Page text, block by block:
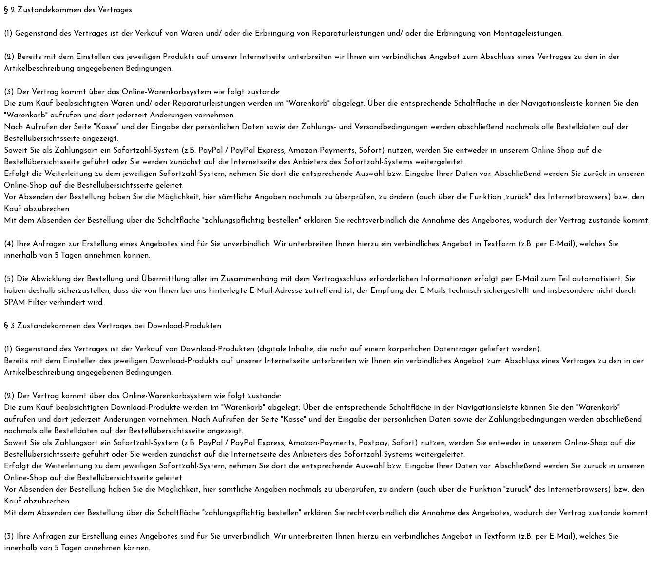
§ 2 Zustandekommen des Vertrages
(1) Gegenstand des Vertrages ist der Verkauf von Waren und/ oder die Erbringung von Reparaturleistungen und/ oder die Erbringung von Montageleistungen.
(2) Bereits mit dem Einstellen des jeweiligen Produkts auf unserer Internetseite unterbreiten wir Ihnen ein verbindliches Angebot zum Abschluss eines Vertrages zu den in der
Artikelbeschreibung angegebenen Bedingungen.
(3) Der Vertrag kommt über das Online-Warenkorbsystem wie folgt zustande:
Die zum Kauf beabsichtigten Waren und/ oder Reparaturleistungen werden im "Warenkorb" abgelegt. Über die entsprechende Schaltfläche in der Navigationsleiste können Sie den
"Warenkorb" aufrufen und dort jederzeit Änderungen vornehmen.
Nach Aufrufen der Seite "Kasse" und der Eingabe der persönlichen Daten sowie der Zahlungs- und Versandbedingungen werden abschließend nochmals alle Bestelldaten auf der
Bestellübersichtsseite angezeigt.
Soweit Sie als Zahlungsart ein Sofortzahl-System (z.B. PayPal / PayPal Express, Amazon-Payments, Sofort) nutzen, werden Sie entweder in unserem Online-Shop auf die
Bestellübersichtsseite geführt oder Sie werden zunächst auf die Internetseite des Anbieters des Sofortzahl-Systems weitergeleitet.
Erfolgt die Weiterleitung zu dem jeweiligen Sofortzahl-System, nehmen Sie dort die entsprechende Auswahl bzw. Eingabe Ihrer Daten vor. Abschließend werden Sie zurück in unseren
Online-Shop auf die Bestellübersichtsseite geleitet.
Vor Absenden der Bestellung haben Sie die Möglichkeit, hier sämtliche Angaben nochmals zu überprüfen, zu ändern (auch über die Funktion „zurück" des Internetbrowsers) bzw. den
Kauf abzubrechen.
Mit dem Absenden der Bestellung über die Schaltfläche "zahlungspflichtig bestellen" erklären Sie rechtsverbindlich die Annahme des Angebotes, wodurch der Vertrag zustande kommt.
(4) Ihre Anfragen zur Erstellung eines Angebotes sind für Sie unverbindlich. Wir unterbreiten Ihnen hierzu ein verbindliches Angebot in Textform (z.B. per E-Mail), welches Sie
innerhalb von 5 Tagen annehmen können.
(5) Die Abwicklung der Bestellung und Übermittlung aller im Zusammenhang mit dem Vertragsschluss erforderlichen Informationen erfolgt per E-Mail zum Teil automatisiert. Sie
haben deshalb sicherzustellen, dass die von Ihnen bei uns hinterlegte E-Mail-Adresse zutreffend ist, der Empfang der E-Mails technisch sichergestellt und insbesondere nicht durch
SPAM-Filter verhindert wird.
§ 3 Zustandekommen des Vertrages bei Download-Produkten
(1) Gegenstand des Vertrages ist der Verkauf von Download-Produkten (digitale Inhalte, die nicht auf einem körperlichen Datenträger geliefert werden).
Bereits mit dem Einstellen des jeweiligen Download-Produkts auf unserer Internetseite unterbreiten wir Ihnen ein verbindliches Angebot zum Abschluss eines Vertrages zu den in der
Artikelbeschreibung angegebenen Bedingungen.
(2) Der Vertrag kommt über das Online-Warenkorbsystem wie folgt zustande:
Die zum Kauf beabsichtigten Download-Produkte werden im "Warenkorb" abgelegt. Über die entsprechende Schaltfläche in der Navigationsleiste können Sie den "Warenkorb"
aufrufen und dort jederzeit Änderungen vornehmen. Nach Aufrufen der Seite "Kasse" und der Eingabe der persönlichen Daten sowie der Zahlungsbedingungen werden abschließend
nochmals alle Bestelldaten auf der Bestellübersichtsseite angezeigt.
Soweit Sie als Zahlungsart ein Sofortzahl-System (z.B. PayPal / PayPal Express, Amazon-Payments, Postpay, Sofort) nutzen, werden Sie entweder in unserem Online-Shop auf die
Bestellübersichtsseite geführt oder Sie werden zunächst auf die Internetseite des Anbieters des Sofortzahl-Systems weitergeleitet.
Erfolgt die Weiterleitung zu dem jeweiligen Sofortzahl-System, nehmen Sie dort die entsprechende Auswahl bzw. Eingabe Ihrer Daten vor. Abschließend werden Sie zurück in unseren
Online-Shop auf die Bestellübersichtsseite geleitet.
Vor Absenden der Bestellung haben Sie die Möglichkeit, hier sämtliche Angaben nochmals zu überprüfen, zu ändern (auch über die Funktion "zurück" des Internetbrowsers) bzw. den
Kauf abzubrechen.
Mit dem Absenden der Bestellung über die Schaltfläche "zahlungspflichtig bestellen" erklären Sie rechtsverbindlich die Annahme des Angebotes, wodurch der Vertrag zustande kommt.
(3) Ihre Anfragen zur Erstellung eines Angebotes sind für Sie unverbindlich. Wir unterbreiten Ihnen hierzu ein verbindliches Angebot in Textform (z.B. per E-Mail), welches Sie
innerhalb von 5 Tagen annehmen können.